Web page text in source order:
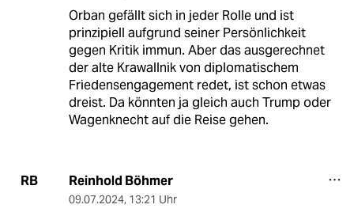
Orban gefällt sich in jeder Rolle und ist
prinzipiell aufgrund seiner Persönlichkeit
gegen Kritik immun. Aber das ausgerechnet
der alte Krawallnik von diplomatischem
Friedensengagement redet, ist schon etwas
dreist. Da könnten ja gleich auch Trump oder
Wagenknecht auf die Reise gehen.
RB Reinhold Böhmer
09.07.2024, 13:21 Uhr